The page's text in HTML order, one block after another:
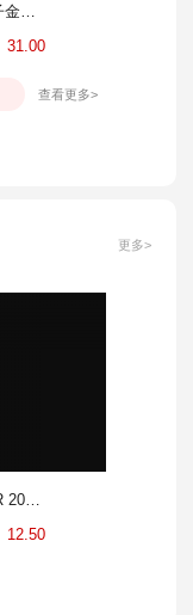
分散阳离子金黄SD-GL 100%
31.00
查看更多>
更多>
硫化黑2BR 200%
12.50